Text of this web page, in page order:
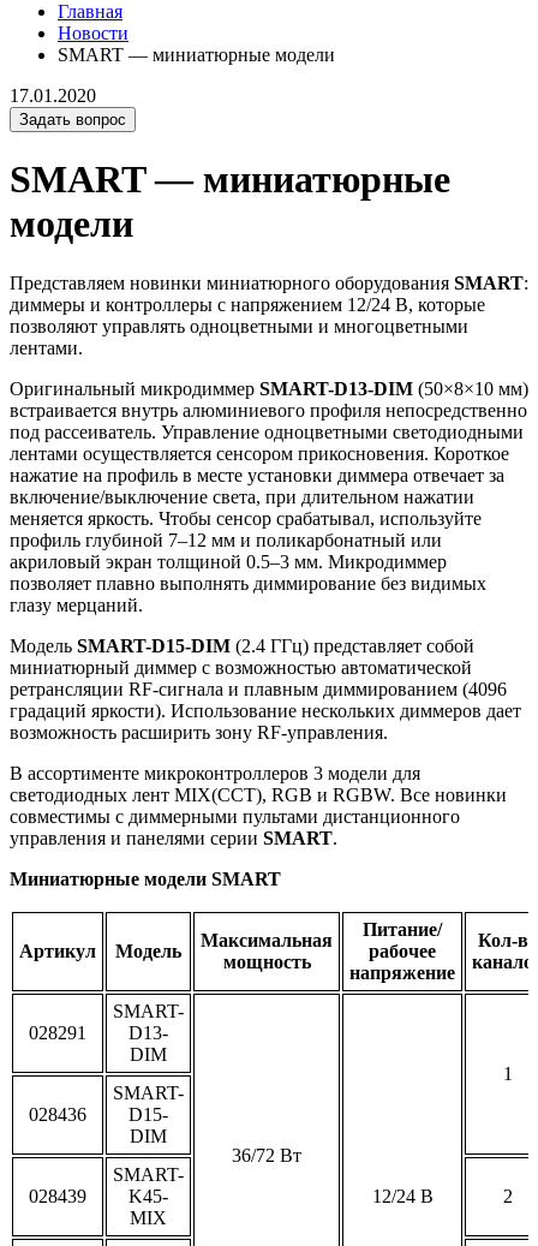
Главная
Новости
SMART — миниатюрные модели
17.01.2020
Задать вопрос
SMART — миниатюрные
модели
Представляем новинки миниатюрного оборудования SMART:
диммеры и контроллеры с напряжением 12/24 В, которые
позволяют управлять одноцветными и многоцветными
лентами.
Оригинальный микродиммер SMART-D13-DIM (50×8×10 мм)
встраивается внутрь алюминиевого профиля непосредственно
под рассеиватель. Управление одноцветными светодиодными
лентами осуществляется сенсором прикосновения. Короткое
нажатие на профиль в месте установки диммера отвечает за
включение/выключение света, при длительном нажатии
меняется яркость. Чтобы сенсор срабатывал, используйте
профиль глубиной 7–12 мм и поликарбонатный или
акриловый экран толщиной 0.5–3 мм. Микродиммер
позволяет плавно выполнять диммирование без видимых
глазу мерцаний.
Модель SMART-D15-DIM (2.4 ГГц) представляет собой
миниатюрный диммер с возможностью автоматической
ретрансляции RF-сигнала и плавным диммированием (4096
градаций яркости). Использование нескольких диммеров дает
возможность расширить зону RF-управления.
В ассортименте микроконтроллеров 3 модели для
светодиодных лент MIX(CCT), RGB и RGBW. Все новинки
совместимы с диммерными пультами дистанционного
управления и панелями серии SMART.
Миниатюрные модели SMART
Артикул Модель
Максимальная
мощность
Питание/
рабочее
напряжение
Кол-во
028291
SMART-
D13-
DIM
36/72 Вт
12/24 В
1
028436
SMART-
D15-
DIM
028439
SMART-
K45-
MIX
2